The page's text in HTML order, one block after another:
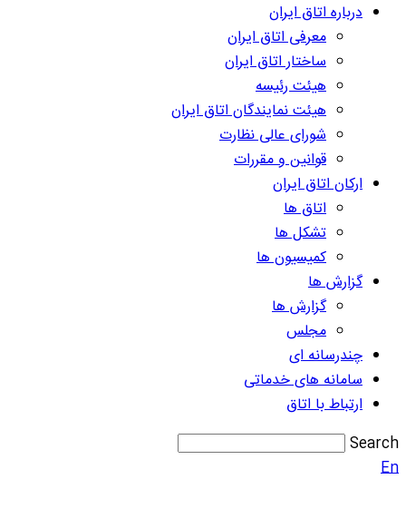
درباره اتاق ایران
معرفی اتاق ایران
ساختار اتاق ایران
هیئت رئیسه
هیئت نمایندگان اتاق ایران
شورای عالی نظارت
قوانین و مقررات
ارکان اتاق ایران
اتاق ها
تشکل ها
کمیسیون ها
گزارش ها
گزارش ها
مجلس
چندرسانه ای
سامانه های خدماتی
ارتباط با اتاق
Search
En